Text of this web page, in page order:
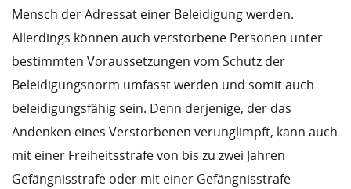
Mensch der Adressat einer Beleidigung werden.
Allerdings können auch verstorbene Personen unter
bestimmten Voraussetzungen vom Schutz der
Beleidigungsnorm umfasst werden und somit auch
beleidigungsfähig sein. Denn derjenige, der das
Andenken eines Verstorbenen verunglimpft, kann auch
mit einer Freiheitsstrafe von bis zu zwei Jahren
Gefängnisstrafe oder mit einer Gefängnisstrafe